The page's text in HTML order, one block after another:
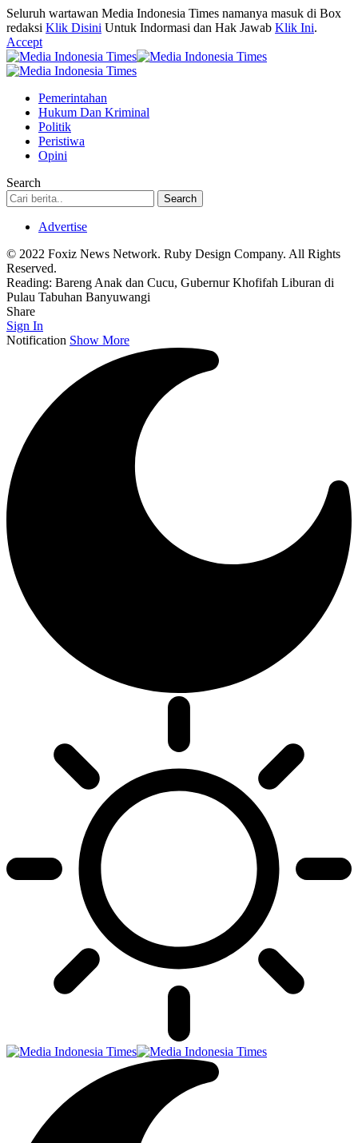
Seluruh wartawan Media Indonesia Times namanya masuk di Box
redaksi Klik Disini Untuk Indormasi dan Hak Jawab Klik Ini.
Accept
Pemerintahan
Hukum Dan Kriminal
Politik
Peristiwa
Opini
Search
Advertise
© 2022 Foxiz News Network. Ruby Design Company. All Rights
Reserved.
Reading: Bareng Anak dan Cucu, Gubernur Khofifah Liburan di
Pulau Tabuhan Banyuwangi
Share
Sign In
Notification Show More